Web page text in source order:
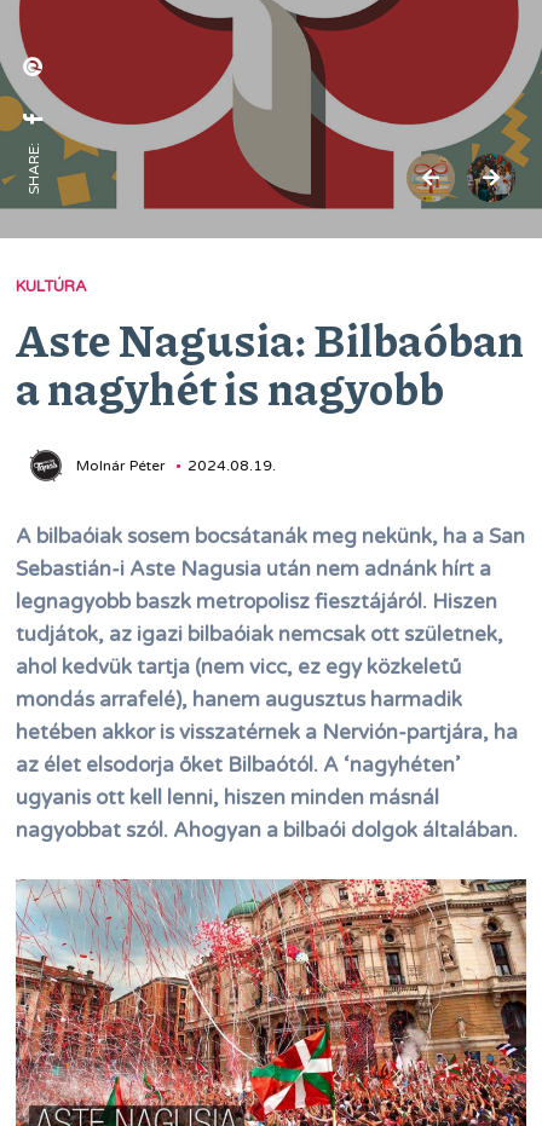
SHARE:
KULTÚRA
Aste Nagusia: Bilbaóban
a nagyhét is nagyobb
Molnár Péter 2024.08.19.
A bilbaóiak sosem bocsátanák meg nekünk, ha a San
Sebastián-i Aste Nagusia után nem adnánk hírt a
legnagyobb baszk metropolisz fiesztájáról. Hiszen
tudjátok, az igazi bilbaóiak nemcsak ott születnek,
ahol kedvük tartja (nem vicc, ez egy közkeletű
mondás arrafelé), hanem augusztus harmadik
hetében akkor is visszatérnek a Nervión-partjára, ha
az élet elsodorja őket Bilbaótól. A ‘nagyhéten’
ugyanis ott kell lenni, hiszen minden másnál
nagyobbat szól. Ahogyan a bilbaói dolgok általában.